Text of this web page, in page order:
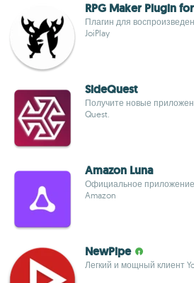
RPG Maker Plugin
Плагин для
JoiPlay
SideQuest
Получите новые
Quest.
Amazon Luna
Официальное приложение
Amazon
NewPipe
Легкий и мощный клиент